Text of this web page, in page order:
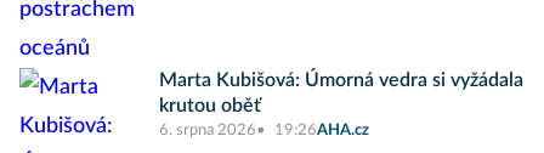
Marta Kubišová: Úmorná vedra si vyžádala
krutou oběť
6. srpna 2026 19:26AHA.cz